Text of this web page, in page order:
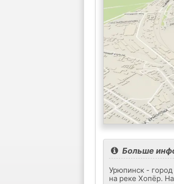
Больше
Урюпинск - город
на реке Хопёр.